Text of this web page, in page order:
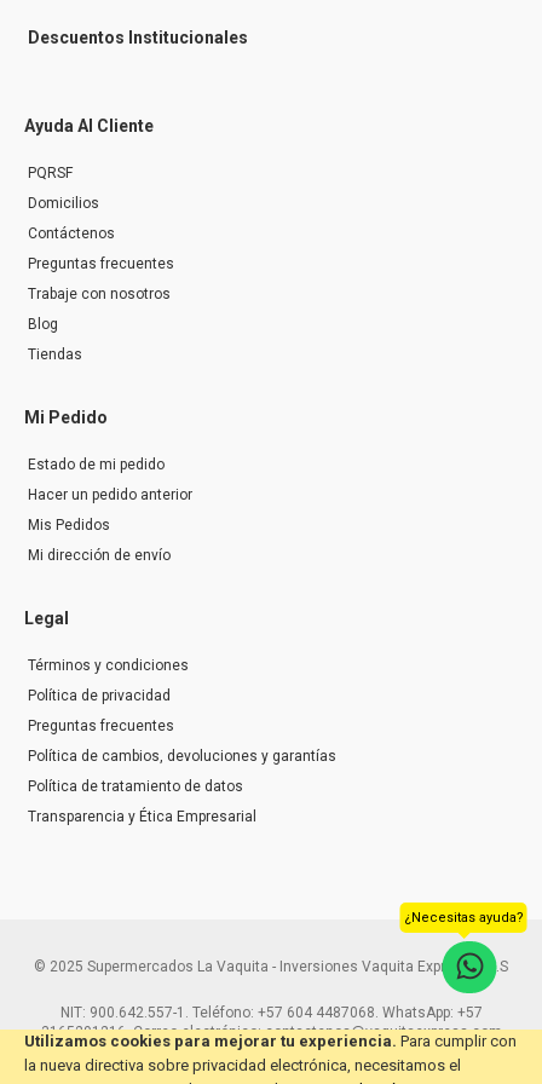
Utilizamos cookies para mejorar tu experiencia. Para cumplir con
la nueva directiva sobre privacidad electrónica, necesitamos el
Descuentos Institucionales
Ayuda Al Cliente
PQRSF
Domicilios
Contáctenos
Preguntas frecuentes
Trabaje con nosotros
Blog
Tiendas
Mi Pedido
Estado de mi pedido
Hacer un pedido anterior
Mis Pedidos
Mi dirección de envío
Legal
Términos y condiciones
Política de privacidad
Preguntas frecuentes
Política de cambios, devoluciones y garantías
Política de tratamiento de datos
Transparencia y Ética Empresarial
© 2025 Supermercados La Vaquita - Inversiones Vaquita Express S.A.S
NIT: 900.642.557-1. Teléfono: +57 604 4487068. WhatsApp: +57
3165291216. Correo electrónico: contactenos@vaquitaexpress.com
¿Necesitas ayuda?